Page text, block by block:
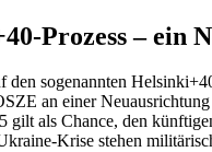
Prozess – ein
den sogenannten
an einer
gilt als Chance, den
Krise stehen